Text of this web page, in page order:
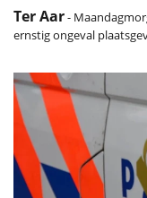
Ter Aar-
ernstig ongeval